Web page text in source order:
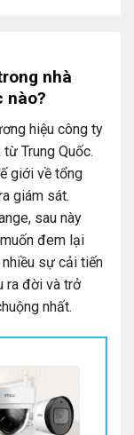
nhà
nào?
hiệu công ty
Trung Quốc.
giới về tổng
giám sát.
sau này
đem lại
sự cải tiến
ra đời và trở
nhất.